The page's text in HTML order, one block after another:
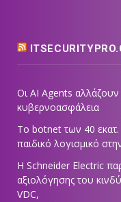
Οι AI Agents
κυβερνοασφάλεια
Το botnet των 40
παιδικό λογισμικό
Η Schneider Electric
αξιολόγησης του
VDC,